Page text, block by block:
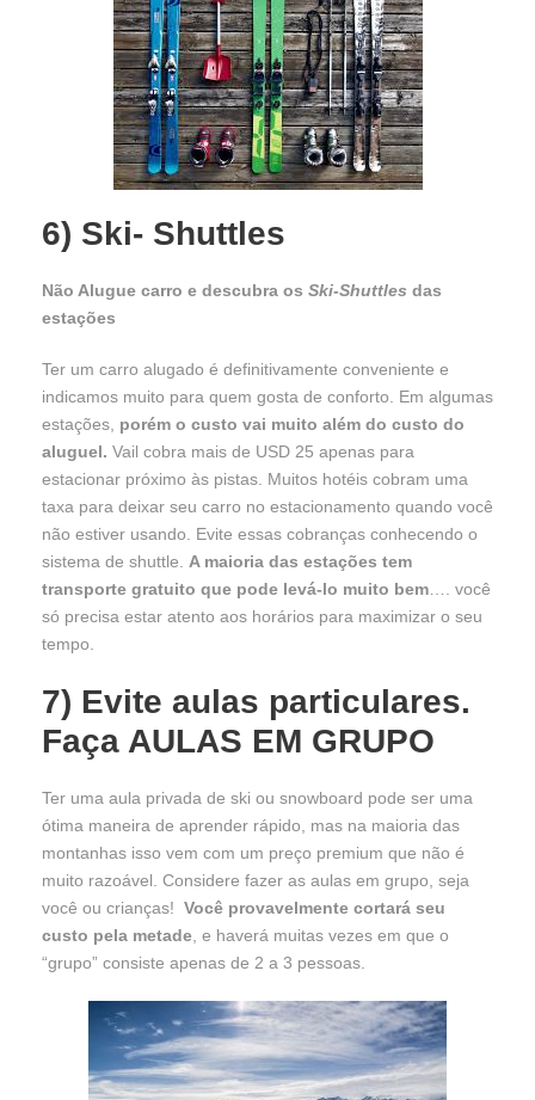
6) Ski- Shuttles
Não Alugue carro e descubra os Ski-Shuttles das
estações
Ter um carro alugado é definitivamente conveniente e
indicamos muito para quem gosta de conforto. Em algumas
estações, porém o custo vai muito além do custo do
aluguel. Vail cobra mais de USD 25 apenas para
estacionar próximo às pistas. Muitos hotéis cobram uma
taxa para deixar seu carro no estacionamento quando você
não estiver usando. Evite essas cobranças conhecendo o
sistema de shuttle.
A maioria das estações tem
transporte gratuito que pode levá-lo muito bem …. você
só precisa estar atento aos horários para maximizar o seu
tempo.
7) Evite aulas particulares.
Faça AULAS EM GRUPO
Ter uma aula privada de ski ou snowboard pode ser uma
ótima maneira de aprender rápido, mas na maioria das
montanhas isso vem com um preço premium que não é
muito razoável. Considere fazer as aulas em grupo, seja
você ou crianças! Você provavelmente cortará seu
custo pela metade , e haverá muitas vezes em que o
“grupo” consiste apenas de 2 a 3 pessoas.